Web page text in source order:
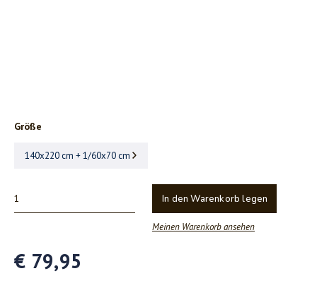
Größe
140x220 cm + 1/60x70 cm
In den Warenkorb legen
Meinen Warenkorb ansehen
€ 79,95